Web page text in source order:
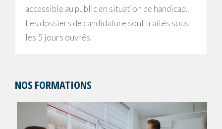
accessible au public en situation de handicap..
Les dossiers de candidature sont traités sous
les 5 jours ouvrés.
NOS FORMATIONS